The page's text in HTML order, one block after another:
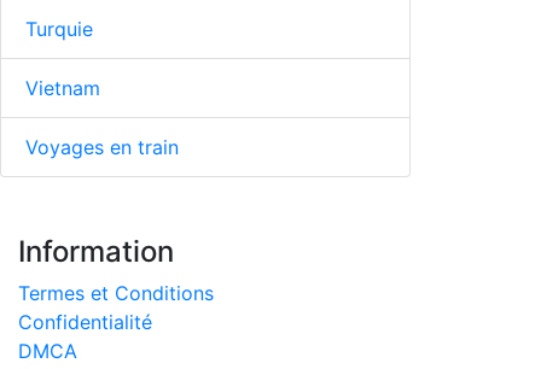
Turquie
Vietnam
Voyages en train
Information
Termes et Conditions
Confidentialité
DMCA